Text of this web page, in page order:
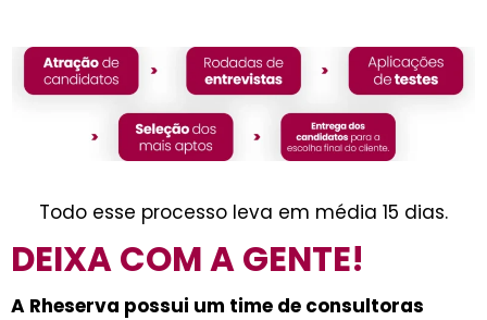
Todo esse processo leva em média 15 dias.
DEIXA COM A GENTE!
A Rheserva possui um time de consultoras